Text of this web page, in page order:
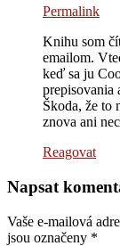
Permalink
Knihu som
emailom.
keď sa ju
prepisovania
Škoda, že to
znova ani
Reagovat
Napsat
Vaše e-mailová
jsou označeny *